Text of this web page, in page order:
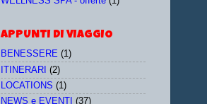
APPUNTI DI VIAGGIO
BENESSERE (1)
ITINERARI (2)
LOCATIONS (1)
NEWS e EVENTI
(37)